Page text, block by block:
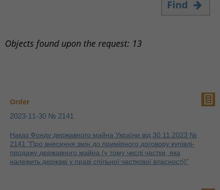
Find
Objects found upon the request: 13
Order
2023-11-30 № 2141
Наказ Фонду державного майна України від 30.11.2023 №
2141 "Про внесення змін до примірного договору купівлі-
продажу державного майна (у тому числі частки, яка
належить державі у праві спільної часткової власності)"